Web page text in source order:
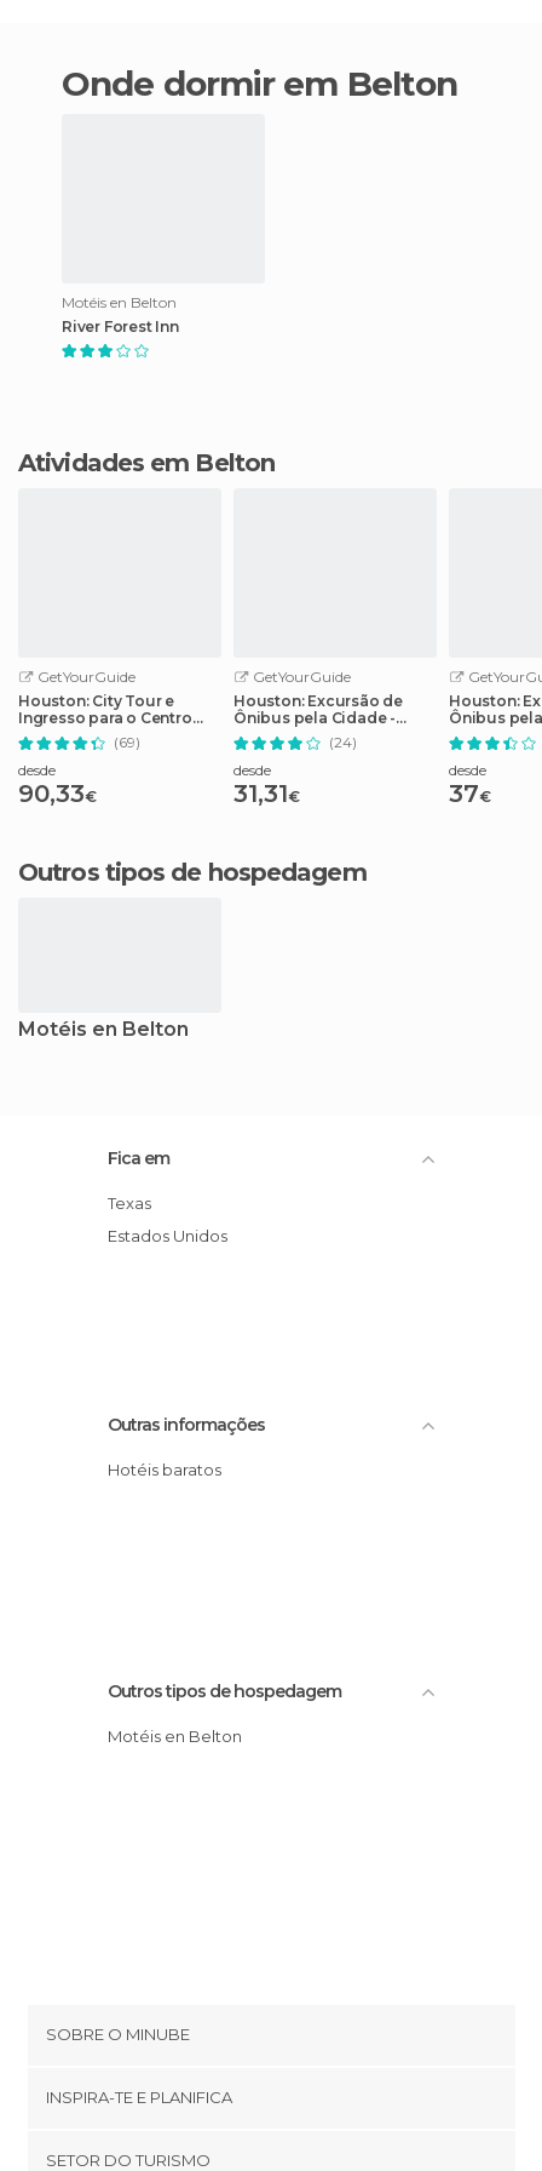
Onde dormir em Belton
Motéis en Belton
River Forest Inn
Atividades em Belton
GetYourGuide
Houston: City Tour e
Ingresso para o Centro
Espacial da NASA
(69)
desde
90,33€
GetYourGuide
Houston: Excursão de
Ônibus pela Cidade -
Bilhete de 2 Dias
(24)
desde
31,31€
Houston:
Ônibus
desde
37€
Outros tipos de hospedagem
Motéis en Belton
Fica em
Texas
Estados Unidos
Outras informações
Hotéis baratos
Outros tipos de hospedagem
Motéis en Belton
SOBRE O MINUBE
INSPIRA-TE E PLANIFICA
SETOR DO TURISMO